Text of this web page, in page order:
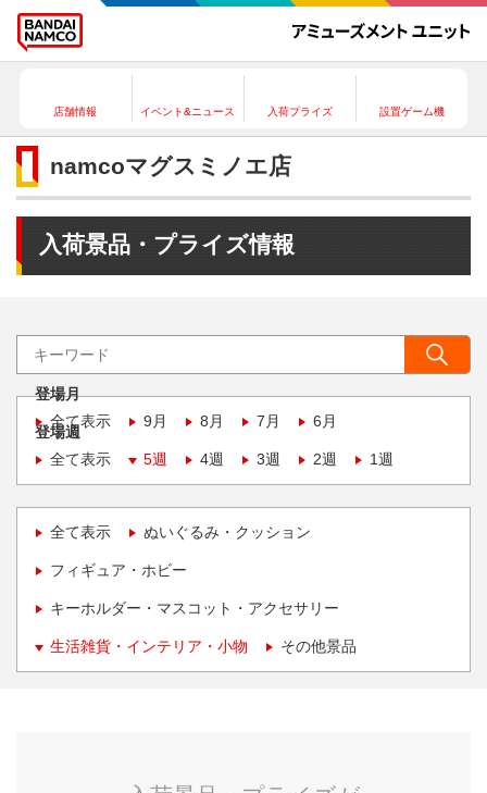
店舗情報 イベント&ニュース 入荷プライズ 設置ゲーム機
namcoマグスミノエ店
入荷景品・プライズ情報
登場月
全て表示
9月 8月 7月 6月
登場週
全て表示
5週 4週 3週 2週 1週
全て表示 ぬいぐるみ・クッション
フィギュア・ホビー
キーホルダー・マスコット・アクセサリー
生活雑貨・インテリア・小物 その他景品